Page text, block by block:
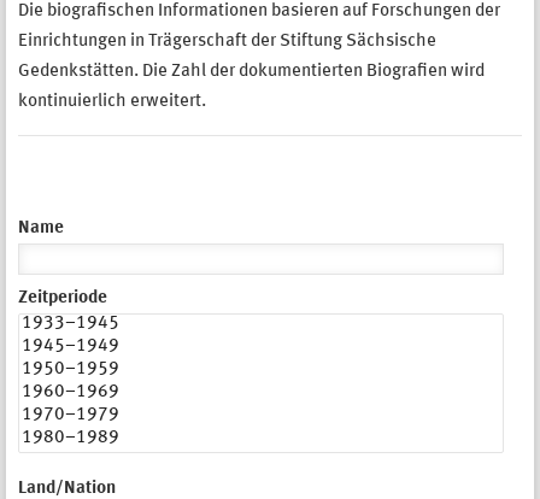
Die biografischen Informationen basieren auf Forschungen der
Einrichtungen in Trägerschaft der Stiftung Sächsische
Gedenkstätten. Die Zahl der dokumentierten Biografien wird
kontinuierlich erweitert.
Name
Zeitperiode
Land/Nation